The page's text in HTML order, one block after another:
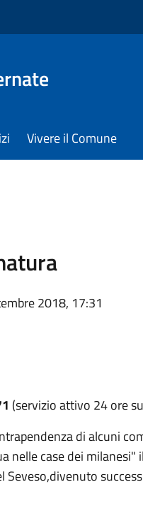
Vivere il Comune
2018, 17:31
(servizio attivo 24 ore
di alcuni
nelle case dei milanesi"
Seveso,divenuto